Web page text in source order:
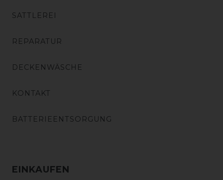
SATTLEREI
REPARATUR
DECKENWÄSCHE
KONTAKT
BATTERIEENTSORGUNG
EINKAUFEN